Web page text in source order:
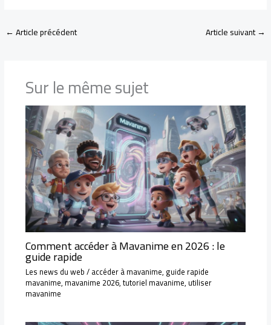
←Article précédent Article suivant→
Sur le même sujet
Comment accéder à Mavanime en 2026 : le
guide rapide
Les news du web/accéder à mavanime, guide rapide
mavanime, mavanime 2026,tutoriel mavanime, utiliser
mavanime